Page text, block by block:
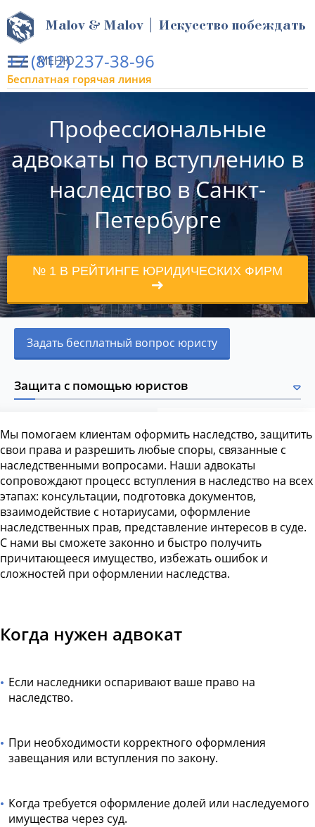
МЕНЮ
Malov & Malov | Искусство побеждать
+7 (812) 237-38-96
Бесплатная горячая линия
Профессиональные
адвокаты по вступлению в
наследство в Санкт-
Петербурге
№ 1 В РЕЙТИНГЕ ЮРИДИЧЕСКИХ ФИРМ
Задать бесплатный вопрос юристу
Защита с помощью юристов
Мы помогаем клиентам оформить наследство, защитить
свои права и разрешить любые споры, связанные с
наследственными вопросами. Наши адвокаты
сопровождают процесс вступления в наследство на всех
этапах: консультации, подготовка документов,
взаимодействие с нотариусами, оформление
наследственных прав, представление интересов в суде.
С нами вы сможете законно и быстро получить
причитающееся имущество, избежать ошибок и
сложностей при оформлении наследства.
Когда нужен адвокат
Если наследники оспаривают ваше право на
наследство.
При необходимости корректного оформления
завещания или вступления по закону.
Когда требуется оформление долей или наследуемого
имущества через суд.